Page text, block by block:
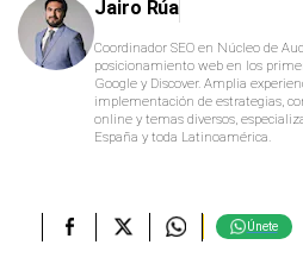
Jairo Rúa
Coordinador SEO en Núcleo de
posicionamiento web en los
Google y Discover. Amplia
implementación de estrategias,
online y temas diversos,
España y toda Latinoamérica.
Únete